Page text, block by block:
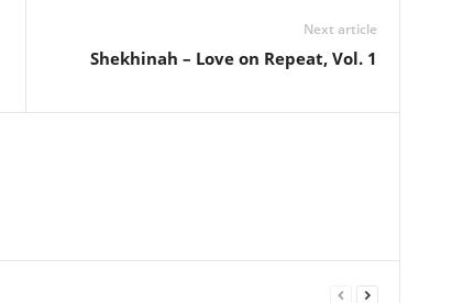
Next article
Shekhinah – Love on Repeat, Vol. 1